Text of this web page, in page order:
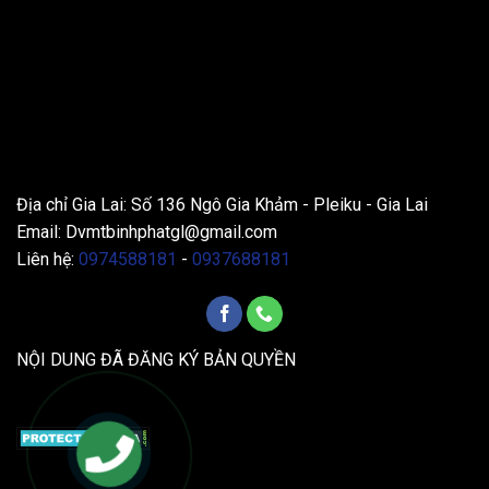
Địa chỉ Gia Lai: Số 136 Ngô Gia Khảm - Pleiku - Gia Lai
Email: Dvmtbinhphatgl@gmail.com
Liên hệ: 0974588181 - 0937688181
NỘI DUNG ĐÃ ĐĂNG KÝ BẢN QUYỀN